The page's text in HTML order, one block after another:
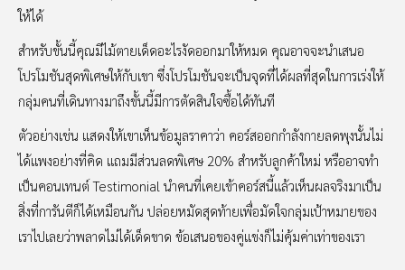
ให้ได้
สำหรับขั้นนี้คุณมีไม้ตายเด็ดอะไรงัดออกมาให้หมด คุณอาจจะนำเสนอ
โปรโมชันสุดพิเศษให้กับเขา ซึ่งโปรโมชันจะเป็นจุดที่ได้ผลที่สุดในการเร่งให้
กลุ่มคนที่เดินทางมาถึงขั้นนี้มีการตัดสินใจซื้อได้ทันที
ตัวอย่างเช่น แสดงให้เขาเห็นข้อมูลราคาว่า คอร์สออกกำลังกายลดพุงนั้นไม่
ได้แพงอย่างที่คิด แถมมีส่วนลดพิเศษ 20% สำหรับลูกค้าใหม่ หรืออาจทำ
เป็นคอนเทนต์ Testimonial นำคนที่เคยเข้าคอร์สนี้แล้วเห็นผลจริงมาเป็น
สิ่งที่การันตีก็ได้เหมือนกัน ปล่อยหมัดสุดท้ายเพื่อมัดใจกลุ่มเป้าหมายของ
เราไปเลยว่าพลาดไม่ได้เด็ดขาด ข้อเสนอของคู่แข่งก็ไม่คุ้มค่าเท่าของเรา